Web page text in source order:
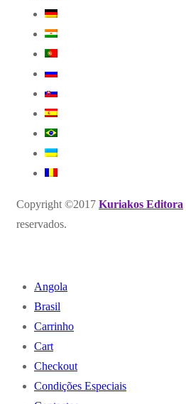
Copyright ©2017 Kuriakos Editora
reservados.
Angola
Brasil
Carrinho
Cart
Checkout
Condições Especiais